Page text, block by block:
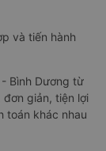
và tiến hành
Bình Dương từ
đơn giản, tiện lợi
toán khác nhau